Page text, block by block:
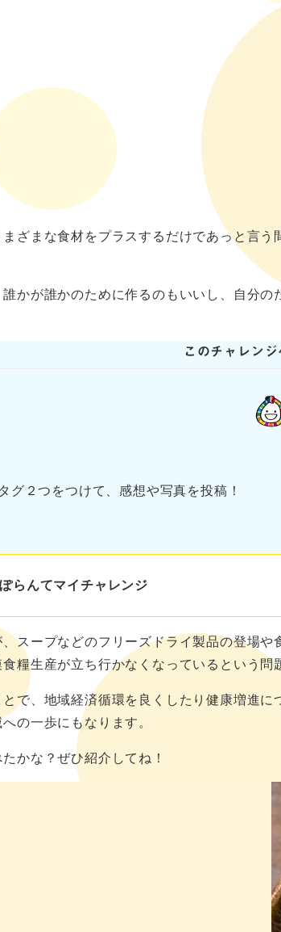
ざまな食材をプラスするだけであっと言
かが誰かのために作るのもいいし、自
このチャレン
２つをつけて、感想や写真を投稿！
らんてマイチャレンジ
スープなどのフリーズドライ製品の登場
糧生産が立ち行かなくなっているという問
で、地域経済循環を良くしたり健康増進
の一歩にもなります。
かな？ぜひ紹介してね！